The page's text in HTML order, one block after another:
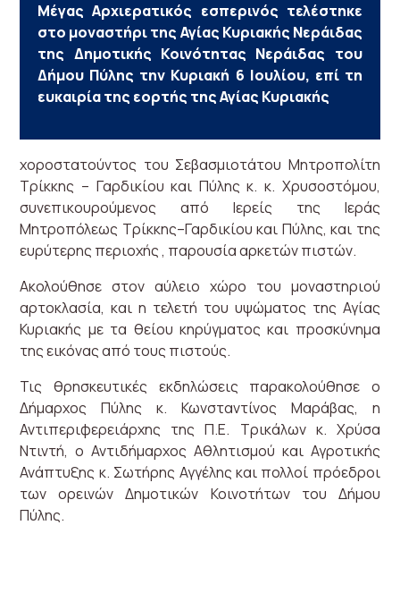
Μέγας Αρχιερατικός εσπερινός τελέστηκε
στο μοναστήρι της Αγίας Κυριακής Νεράιδας
της Δημοτικής Κοινότητας Νεράιδας του
Δήμου Πύλης την Κυριακή 6 Ιουλίου, επί τη
ευκαιρία της εορτής της Αγίας Κυριακής
χοροστατούντος του Σεβασμιοτάτου Μητροπολίτη
Τρίκκης – Γαρδικίου και Πύλης κ. κ. Χρυσοστόμου,
συνεπικουρούμενος από Ιερείς της Ιεράς
Μητροπόλεως Τρίκκης–Γαρδικίου και Πύλης, και της
ευρύτερης περιοχής , παρουσία αρκετών πιστών.
Ακολούθησε στον αύλειο χώρο του μοναστηριού
αρτοκλασία, και η τελετή του υψώματος της Αγίας
Κυριακής με τα θείου κηρύγματος και προσκύνημα
της εικόνας από τους πιστούς.
Τις θρησκευτικές εκδηλώσεις παρακολούθησε ο
Δήμαρχος Πύλης κ. Κωνσταντίνος Μαράβας, η
Αντιπεριφερειάρχης της Π.Ε. Τρικάλων κ. Χρύσα
Ντιντή, ο Αντιδήμαρχος Αθλητισμού και Αγροτικής
Ανάπτυξης κ. Σωτήρης Αγγέλης και πολλοί πρόεδροι
των ορεινών Δημοτικών Κοινοτήτων του Δήμου
Πύλης.